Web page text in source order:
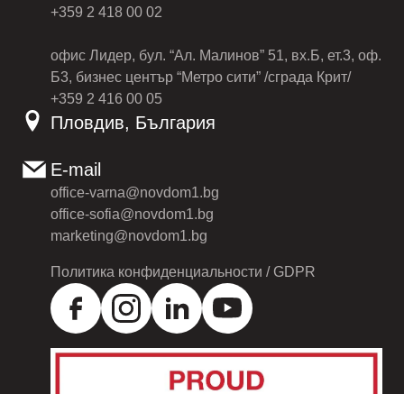
+359 2 418 00 02
офис Лидер, бул. “Ал. Малинов” 51, вх.Б, ет.3, оф.
Б3, бизнес център “Метро сити” /сграда Крит/
+359 2 416 00 05
Пловдив, България
E-mail
office-varna@novdom1.bg
office-sofia@novdom1.bg
marketing@novdom1.bg
Политика конфиденциальности / GDPR